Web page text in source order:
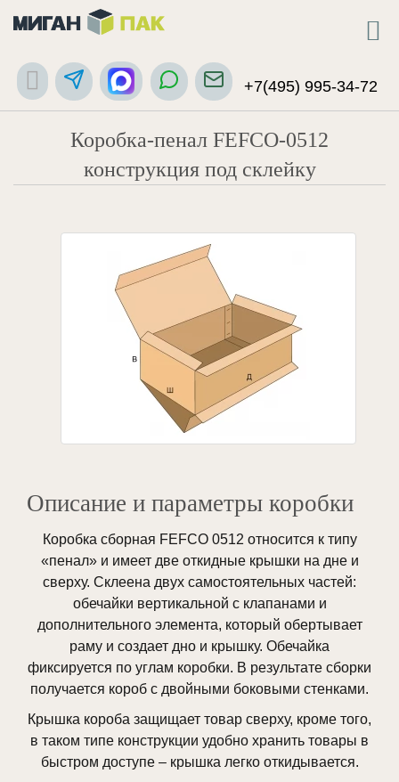
+7(495) 995-34-72
Коробка-пенал FEFCO-0512
конструкция под склейку
Описание и параметры коробки
Коробка сборная FEFCO 0512 относится к типу
«пенал» и имеет две откидные крышки на дне и
сверху. Склеена двух самостоятельных частей:
обечайки вертикальной с клапанами и
дополнительного элемента, который обертывает
раму и создает дно и крышку. Обечайка
фиксируется по углам коробки. В результате сборки
получается короб с двойными боковыми стенками.
Крышка короба защищает товар сверху, кроме того,
в таком типе конструкции удобно хранить товары в
быстром доступе – крышка легко откидывается.